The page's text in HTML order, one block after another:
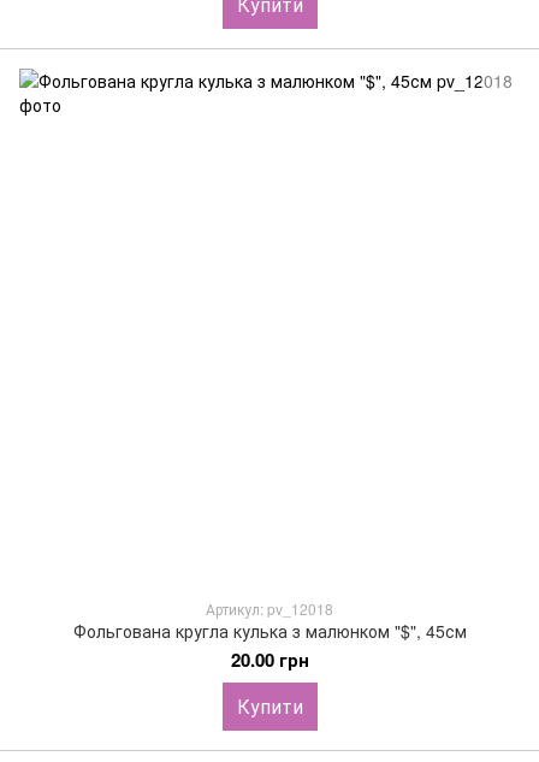
Артикул: pv_12018
Фольгована кругла кулька з малюнком "$", 45см
20.00 грн
Купити